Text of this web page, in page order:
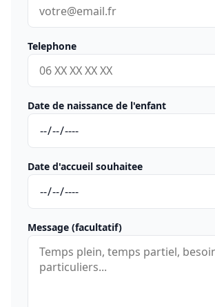
Telephone
Date de naissance de l'enfant
Date d'accueil souhaitee
Message (facultatif)